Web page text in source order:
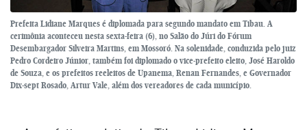
Prefeita Lidiane Marques é diplomada para segundo mandato em Tibau. A
cerimônia aconteceu nesta sexta-feira (6), no Salão do Júri do Fórum
Desembargador Silveira Martins, em Mossoró. Na solenidade, conduzida pelo juiz
Pedro Cordeiro Júnior, também foi diplomado o vice-prefeito eleito, José Haroldo
de Souza, e os prefeitos reeleitos de Upanema, Renan Fernandes, e Governador
Dix-sept Rosado, Artur Vale, além dos vereadores de cada município.